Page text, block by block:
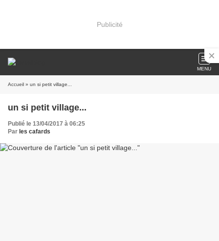
Publicité
MENU
Accueil » un si petit village...
un si petit village...
Publié le 13/04/2017 à 06:25
Par les cafards